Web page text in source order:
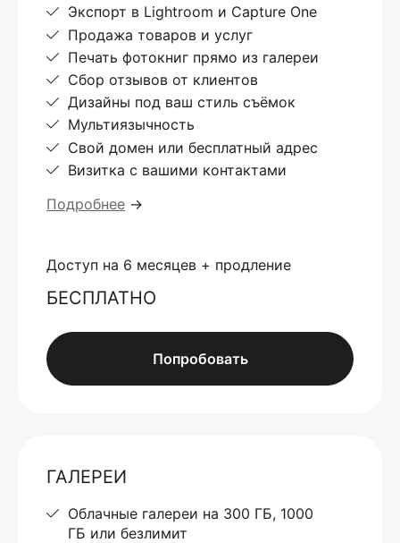
Экспорт в Lightroom и Capture One
Продажа товаров и услуг
Печать фотокниг прямо из галереи
Сбор отзывов от клиентов
Дизайны под ваш стиль съёмок
Мультиязычность
Свой домен или бесплатный адрес
Визитка с вашими контактами
Подробнее →
Доступ на 6 месяцев + продление
БЕСПЛАТНО
Попробовать
ГАЛЕРЕИ
Облачные галереи на 300 ГБ, 1000
ГБ или безлимит